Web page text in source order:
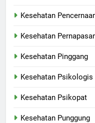
Kesehatan
Kesehatan
Kesehatan Pinggang
Kesehatan Psikologis
Kesehatan Psikopat
Kesehatan Punggung